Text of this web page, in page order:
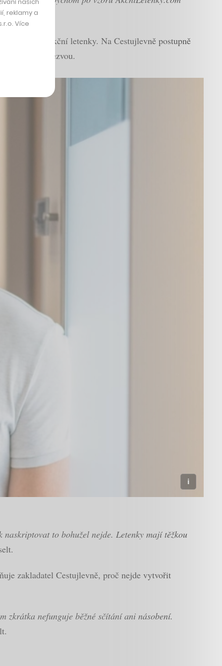
na tipy na akční letenky. Na Cestujlevně postupně
s velkou odezvou.
naskriptovat to bohužel nejde. Letenky mají těžkou
zakladatel Cestujlevně, proč nejde vytvořit
zkrátka nefunguje běžné sčítání ani násobení.
reklamy a
Více